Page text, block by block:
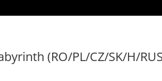
(RO/PL/CZ/SK/H/